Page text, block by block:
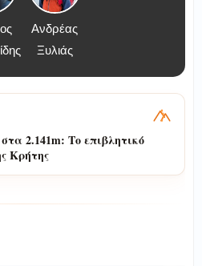
Ανδρέας
Ξυλιάς
2.141m: Το επιβλητικό
Κρήτης